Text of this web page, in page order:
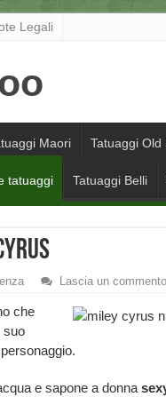
Legali
Maori Tatuaggi Old
tatuaggi Tatuaggi Belli
Lascia un commento
che
suo
e sapone a donna